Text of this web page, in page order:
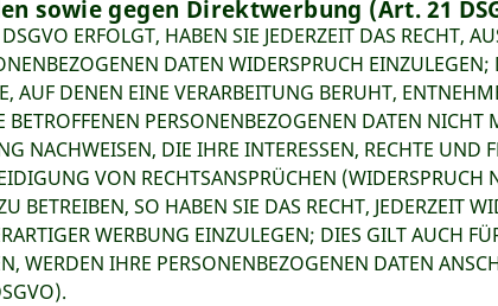
sowie gegen Direktwerbung (Art. 21
ERFOLGT, HABEN SIE JEDERZEIT DAS RECHT,
DATEN WIDERSPRUCH
AUF DENEN EINE VERARBEITUNG BERUHT,
PERSONENBEZOGENEN DATEN NICHT
DIE IHRE INTERESSEN, RECHTE UND
VON RECHTSANSPRÜCHEN (WIDERSPRUCH
SO HABEN SIE DAS RECHT, JEDERZEIT
WERBUNG EINZULEGEN; DIES GILT AUCH
WERDEN IHRE PERSONENBEZOGENEN DATEN